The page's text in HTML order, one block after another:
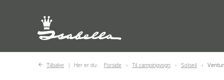
Tilbake Her er du: Forside Til campingvogn Solseil